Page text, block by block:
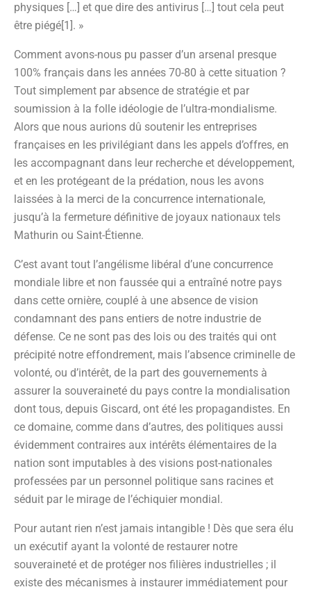
physiques […] et que dire des antivirus […] tout cela peut
être piégé[1]. »
Comment avons-nous pu passer d’un arsenal presque
100% français dans les années 70-80 à cette situation ?
Tout simplement par absence de stratégie et par
soumission à la folle idéologie de l’ultra-mondialisme.
Alors que nous aurions dû soutenir les entreprises
françaises en les privilégiant dans les appels d’offres, en
les accompagnant dans leur recherche et développement,
et en les protégeant de la prédation, nous les avons
laissées à la merci de la concurrence internationale,
jusqu’à la fermeture définitive de joyaux nationaux tels
Mathurin ou Saint-Étienne.
C’est avant tout l’angélisme libéral d’une concurrence
mondiale libre et non faussée qui a entraîné notre pays
dans cette ornière, couplé à une absence de vision
condamnant des pans entiers de notre industrie de
défense. Ce ne sont pas des lois ou des traités qui ont
précipité notre effondrement, mais l’absence criminelle de
volonté, ou d’intérêt, de la part des gouvernements à
assurer la souveraineté du pays contre la mondialisation
dont tous, depuis Giscard, ont été les propagandistes. En
ce domaine, comme dans d’autres, des politiques aussi
évidemment contraires aux intérêts élémentaires de la
nation sont imputables à des visions post-nationales
professées par un personnel politique sans racines et
séduit par le mirage de l’échiquier mondial.
Pour autant rien n’est jamais intangible ! Dès que sera élu
un exécutif ayant la volonté de restaurer notre
souveraineté et de protéger nos filières industrielles ; il
existe des mécanismes à instaurer immédiatement pour